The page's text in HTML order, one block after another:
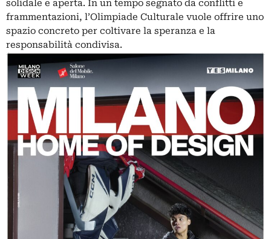
solidale e aperta. In un tempo segnato da conflitti e
frammentazioni, l’Olimpiade Culturale vuole offrire uno
spazio concreto per coltivare la speranza e la
responsabilità condivisa.